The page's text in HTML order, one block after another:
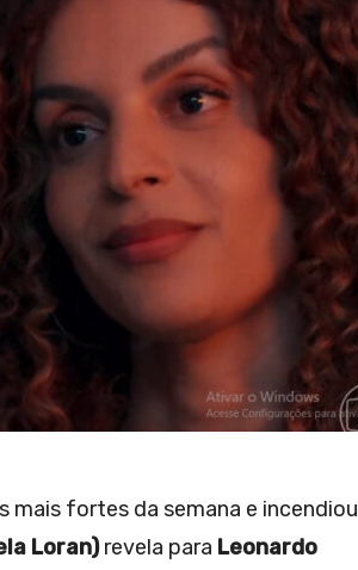
fortes da semana e incendiou
Loran)revela para Leonardo